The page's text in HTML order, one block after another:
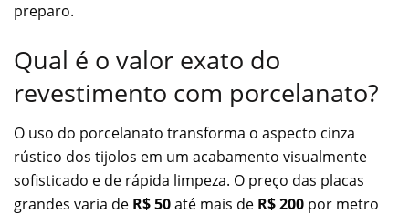
preparo.
Qual é o valor exato do
revestimento com porcelanato?
O uso do porcelanato transforma o aspecto cinza
rústico dos tijolos em um acabamento visualmente
sofisticado e de rápida limpeza. O preço das placas
grandes varia de R$ 50até mais de R$ 200 por metro